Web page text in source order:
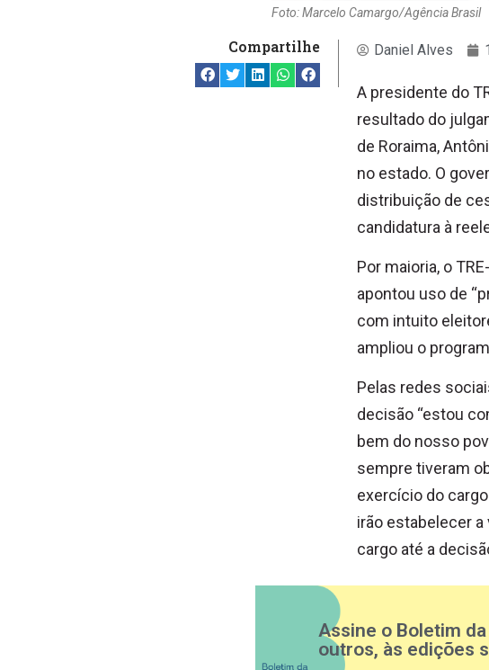
Foto: Marcelo Camargo/Agência Brasil
Compartilhe Daniel Alves
A presidente do
resultado do
de Roraima,
no estado. O
distribuição de
candidatura à
Por maioria, o
apontou uso de
com intuito
ampliou o
Pelas redes
decisão “estou
bem do nosso
sempre tiveram
exercício do
irão estabelecer a
cargo até a
Assine o Boletim
outros, às edições